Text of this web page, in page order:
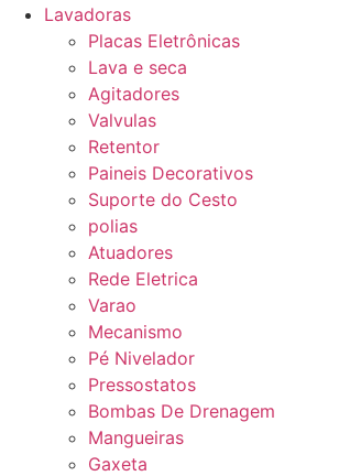
Lavadoras
Placas Eletrônicas
Lava e seca
Agitadores
Valvulas
Retentor
Paineis Decorativos
Suporte do Cesto
polias
Atuadores
Rede Eletrica
Varao
Mecanismo
Pé Nivelador
Pressostatos
Bombas De Drenagem
Mangueiras
Gaxeta